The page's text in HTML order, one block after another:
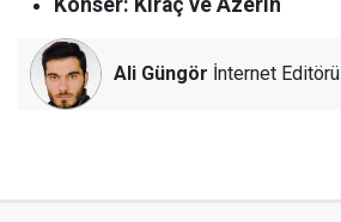
Ali Güngör İnternet Editörü